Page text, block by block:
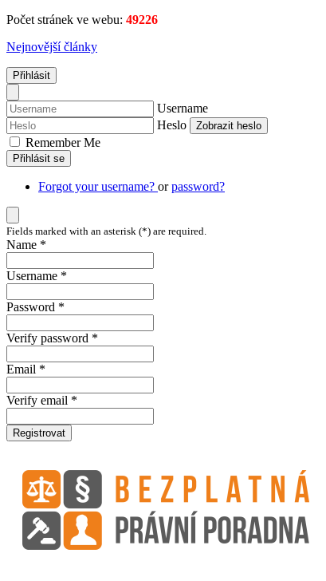
Počet stránek ve webu: 49226
Nejnovější články
Přihlásit
Username
Heslo
Zobrazit heslo
Remember Me
Přihlásit se
Forgot your username? orpassword?
Fields marked with an asterisk (*) are required.
Name *
Username *
Password *
Verify password *
Email *
Verify email *
Registrovat